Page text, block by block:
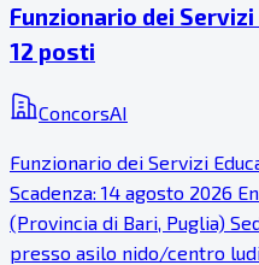
Funzionario dei
12 posti
ConcorsAI
Funzionario dei Servizi
Scadenza: 14 agosto 2026
(Provincia di Bari, Puglia)
presso asilo nido/centro